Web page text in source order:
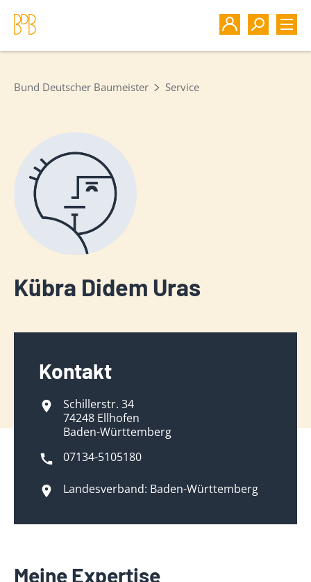
Bund Deutscher Baumeister Service
Kübra Didem Uras
Kontakt
Schillerstr. 34
74248 Ellhofen
Baden-Württemberg
07134-5105180
Landesverband: Baden-Württemberg
Meine Expertise